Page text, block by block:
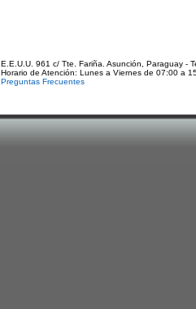
E.E.U.U. 961 c/ Tte. Fariña. Asunción, Paraguay -
Horario de Atención: Lunes a Viernes de 07:00 a
Preguntas Frecuentes